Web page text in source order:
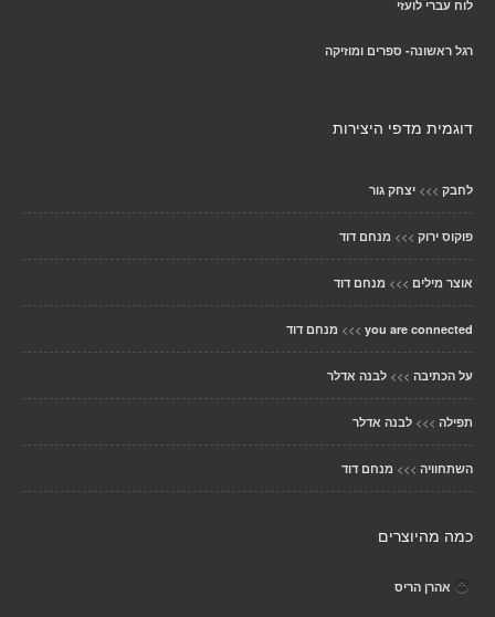
לוח עברי לועזי
רגל ראשונה- ספרים ומוזיקה
דוגמית מדפי היצירות
לחבק >>> יצחק גור
פוקוס ירוק >>> מנחם דוד
אוצר מילים >>> מנחם דוד
you are connected
>>> מנחם דוד
על הכתיבה >>> לבנה אדלר
תפילה >>> לבנה אדלר
השתחוויה >>> מנחם דוד
כמה מהיוצרים
אהרן הריס